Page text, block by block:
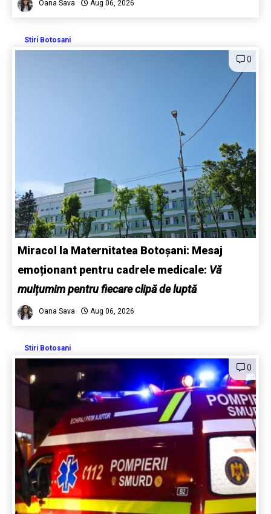
Oana Sava Aug 06, 2026
Stiri Botosani
0
Miracol la Maternitatea Botoșani: Mesaj
emoționant pentru cadrele medicale: Vă
mulțumim pentru fiecare clipă de luptă
Oana Sava Aug 06, 2026
Stiri Botosani
0